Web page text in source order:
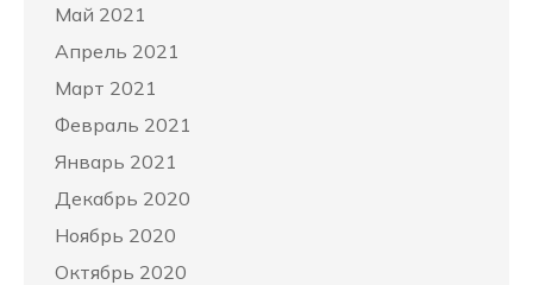
Май 2021
Апрель 2021
Март 2021
Февраль 2021
Январь 2021
Декабрь 2020
Ноябрь 2020
Октябрь 2020